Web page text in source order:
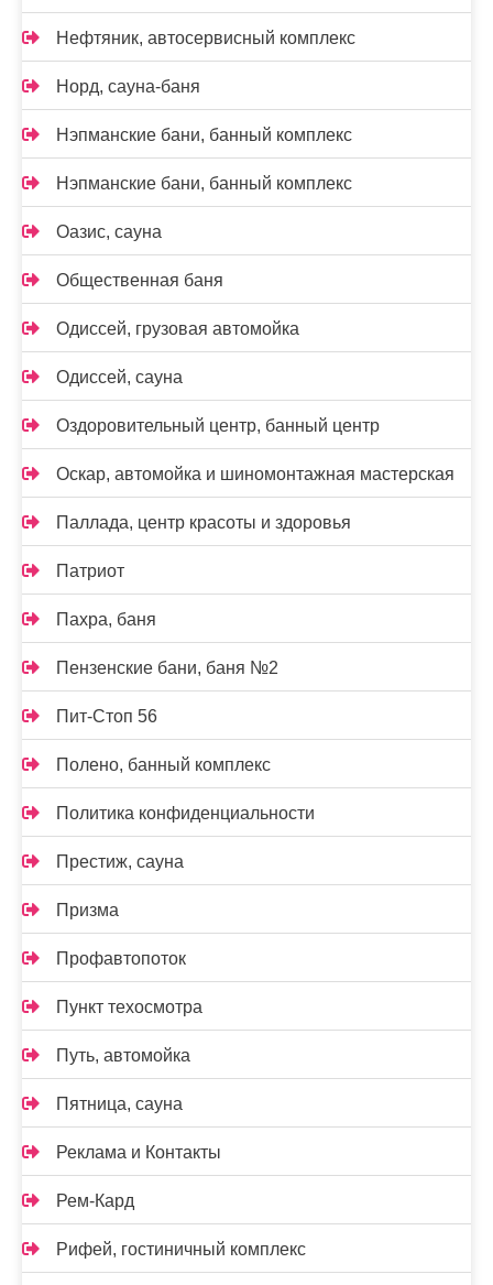
Нефтяник, автосервисный комплекс
Норд, сауна-баня
Нэпманские бани, банный комплекс
Нэпманские бани, банный комплекс
Оазис, сауна
Общественная баня
Одиссей, грузовая автомойка
Одиссей, сауна
Оздоровительный центр, банный центр
Оскар, автомойка и шиномонтажная мастерская
Паллада, центр красоты и здоровья
Патриот
Пахра, баня
Пензенские бани, баня №2
Пит-Стоп 56
Полено, банный комплекс
Политика конфиденциальности
Престиж, сауна
Призма
Профавтопоток
Пункт техосмотра
Путь, автомойка
Пятница, сауна
Реклама и Контакты
Рем-Кард
Рифей, гостиничный комплекс